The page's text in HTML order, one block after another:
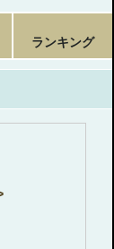
ランキング